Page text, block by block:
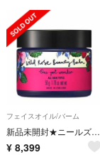
フェイスオイル/バーム
新品未開封★ニールズヤード★ワイルドローズビューティバーム50g
¥ 8,399